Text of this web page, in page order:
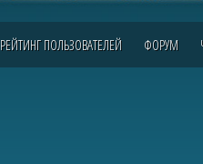
РЕЙТИНГ ПОЛЬЗОВАТЕЛЕЙ ФОРУМ